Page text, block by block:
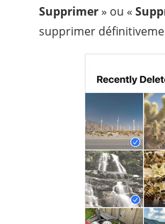
Supprimer» ou «
supprimer